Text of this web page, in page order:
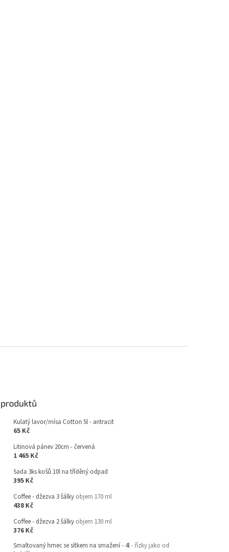
produktů
Kulatý lavor/mísa Cotton 5l - antracit
65 Kč
Litinová pánev 20cm - červená
1 465 Kč
Sada 3ks košů 10l na tříděný odpad
395 Kč
Coffee - džezva 3 šálky objem 170 ml
438 Kč
Coffee - džezva 2 šálky objem 130 ml
376 Kč
Smaltovaný hrnec se sítkem na smažení - 4l- řízky jako od